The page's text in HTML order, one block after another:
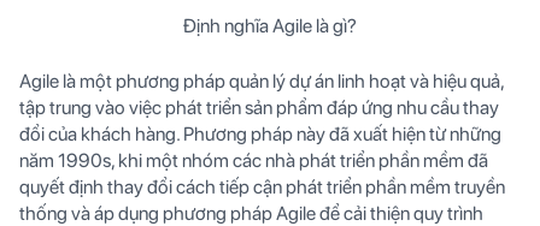
Định nghĩa Agile là gì?
Agile là một phương pháp quản lý dự án linh hoạt và hiệu quả,
tập trung vào việc phát triển sản phẩm đáp ứng nhu cầu thay
đổi của khách hàng. Phương pháp này đã xuất hiện từ những
năm 1990s, khi một nhóm các nhà phát triển phần mềm đã
quyết định thay đổi cách tiếp cận phát triển phần mềm truyền
thống và áp dụng phương pháp Agile để cải thiện quy trình